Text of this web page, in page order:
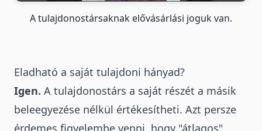
A tulajdonostársaknak elővásárlási joguk van.
Eladható a saját tulajdoni hányad?
Igen. A tulajdonostárs a saját részét a másik
beleegyezése nélkül értékesítheti. Azt persze
érdemes figyelembe venni, hogy "átlagos"